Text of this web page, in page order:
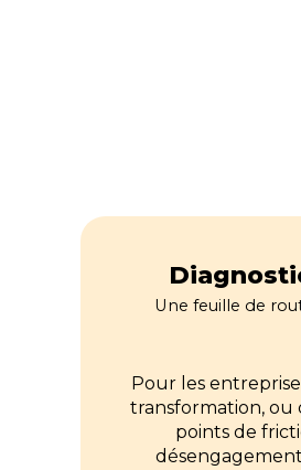
Une feuille de
Pour les
transformation, ou
points de